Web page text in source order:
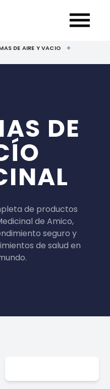
DE AIRE Y VACIO
DE
de productos
de Amico,
seguro y
de salud en